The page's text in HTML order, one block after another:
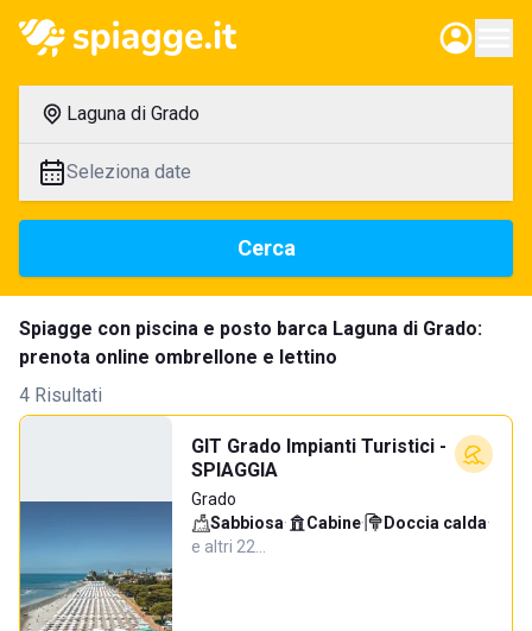
Laguna di Grado
Seleziona date
Cerca
Spiagge con piscina e posto barca Laguna di Grado:
prenota online ombrellone e lettino
4 Risultati
GIT Grado Impianti Turistici -
SPIAGGIA
Grado
Sabbiosa· Cabine· Doccia calda·
e altri 22…